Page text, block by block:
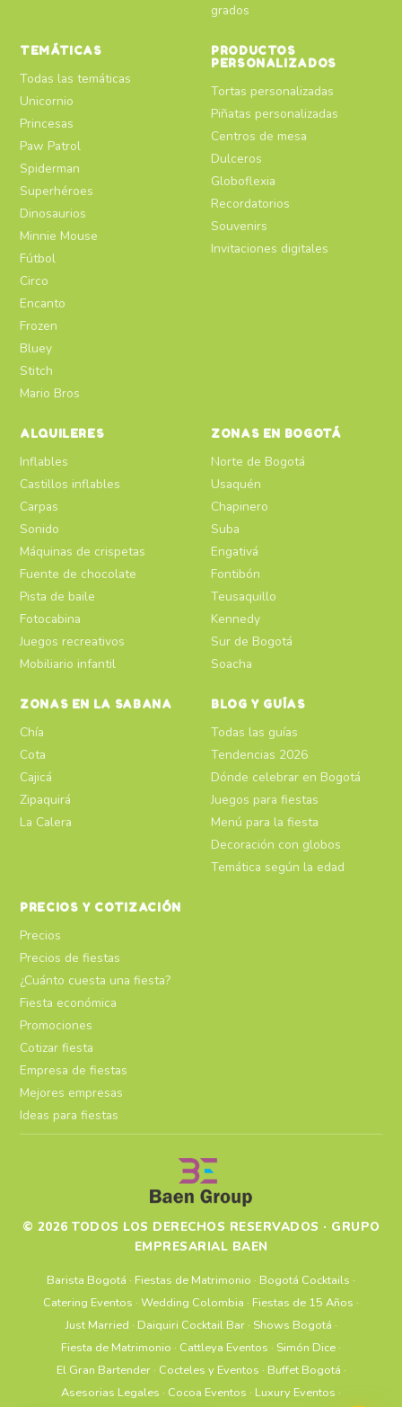
grados
TEMÁTICAS
Todas las temáticas
Unicornio
Princesas
Paw Patrol
Spiderman
Superhéroes
Dinosaurios
Minnie Mouse
Fútbol
Circo
Encanto
Frozen
Bluey
Stitch
Mario Bros
PRODUCTOS
PERSONALIZADOS
Tortas personalizadas
Piñatas personalizadas
Centros de mesa
Dulceros
Globoflexia
Recordatorios
Souvenirs
Invitaciones digitales
ALQUILERES
Inflables
Castillos inflables
Carpas
Sonido
Máquinas de crispetas
Fuente de chocolate
Pista de baile
Fotocabina
Juegos recreativos
Mobiliario infantil
ZONAS EN BOGOTÁ
Norte de Bogotá
Usaquén
Chapinero
Suba
Engativá
Fontibón
Teusaquillo
Kennedy
Sur de Bogotá
Soacha
ZONAS EN LA SABANA
Chía
Cota
Cajicá
Zipaquirá
La Calera
BLOG Y GUÍAS
Todas las guías
Tendencias 2026
Dónde celebrar en Bogotá
Juegos para fiestas
Menú para la fiesta
Decoración con globos
Temática según la edad
PRECIOS Y COTIZACIÓN
Precios
Precios de fiestas
¿Cuánto cuesta una fiesta?
Fiesta económica
Promociones
Cotizar fiesta
Empresa de fiestas
Mejores empresas
Ideas para fiestas
© 2026 TODOS LOS DERECHOS RESERVADOS · GRUPO
EMPRESARIAL BAEN
Barista Bogotá · Fiestas de Matrimonio · Bogotá Cocktails ·
Catering Eventos · Wedding Colombia · Fiestas de 15 Años ·
Just Married · Daiquiri Cocktail Bar· Shows Bogotá ·
Fiesta de Matrimonio · Cattleya Eventos · Simón Dice ·
El Gran Bartender· Cocteles y Eventos · Buffet Bogotá ·
Asesorias Legales · Cocoa Eventos · Luxury Eventos ·